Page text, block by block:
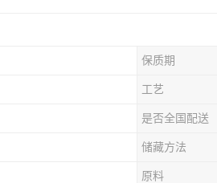
保质期
工艺
是否全国配送
储藏方法
原料